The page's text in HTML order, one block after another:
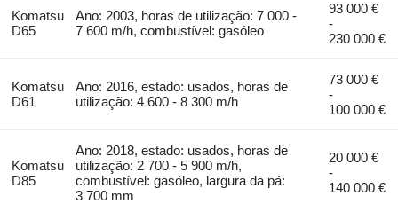
Komatsu
D65
Ano: 2003, horas de utilização: 7 000 -
7 600 m/h, combustível: gasóleo
93 000 €
-
230 000 €
Komatsu
D61
Ano: 2016, estado: usados, horas de
utilização: 4 600 - 8 300 m/h
73 000 €
-
100 000 €
Komatsu
D85
Ano: 2018, estado: usados, horas de
utilização: 2 700 - 5 900 m/h,
combustível: gasóleo, largura da pá:
3 700 mm
20 000 €
-
140 000 €